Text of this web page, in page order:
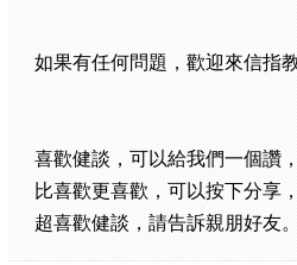
如果有任何問題，歡迎來信指
喜歡健談，可以給我們一個讚，
比喜歡更喜歡，可以按下分享，
超喜歡健談，請告訴親朋好友。